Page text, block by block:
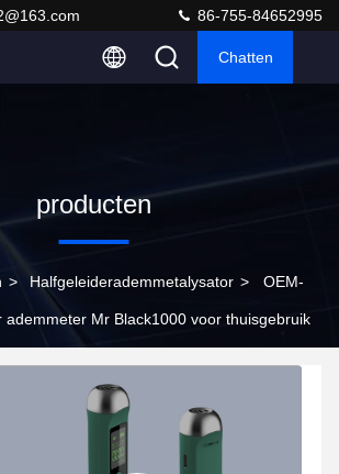
86-755-84652995
Chatten
producten
> Halfgeleiderademmetalysator > OEM-
ademmeter Mr Black1000 voor thuisgebruik